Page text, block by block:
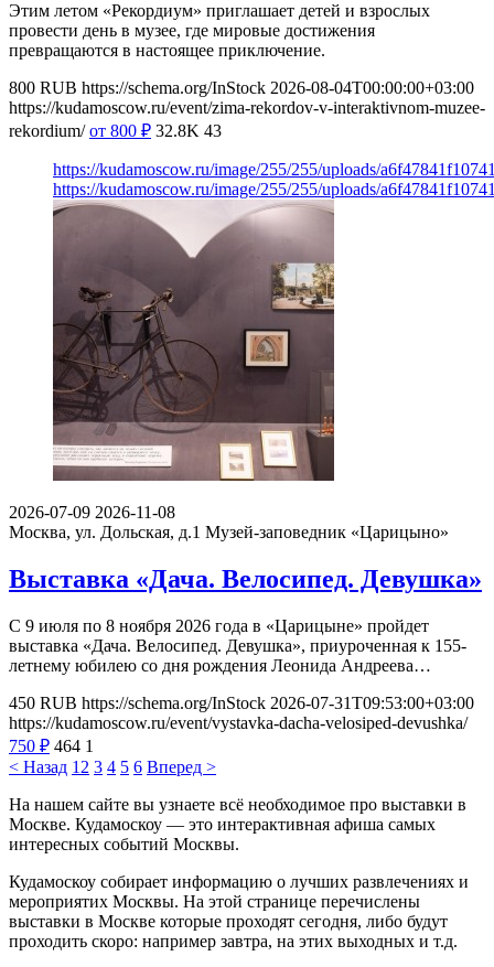
Этим летом «Рекордиум» приглашает детей и взрослых
провести день в музее, где мировые достижения
превращаются в настоящее приключение.
800 RUB https://schema.org/InStock 2026-08-04T00:00:00+03:00
https://kudamoscow.ru/event/zima-rekordov-v-interaktivnom-muzee-
rekordium/ от 800 ₽ 32.8K 43
https://kudamoscow.ru/image/255/255/uploads/
https://kudamoscow.ru/image/255/255/uploads/
2026-07-09 2026-11-08
Москва, ул. Дольская, д.1 Музей-заповедник «Царицыно»
Выставка «Дача. Велосипед. Девушка»
С 9 июля по 8 ноября 2026 года в «Царицыне» пройдет
выставка «Дача. Велосипед. Девушка», приуроченная к 155-
летнему юбилею со дня рождения Леонида Андреева…
450 RUB https://schema.org/InStock 2026-07-31T09:53:00+03:00
https://kudamoscow.ru/event/vystavka-dacha-velosiped-devushka/
750 ₽ 464 1
< Назад 1 2 3 4 5 6 Вперед >
На нашем сайте вы узнаете всё необходимое про выставки в
Москве. Кудамоскоу — это интерактивная афиша самых
интересных событий Москвы.
Кудамоскоу собирает информацию о лучших развлечениях и
мероприятих Москвы. На этой странице перечислены
выставки в Москве которые проходят сегодня, либо будут
проходить скоро: например завтра, на этих выходных и т.д.